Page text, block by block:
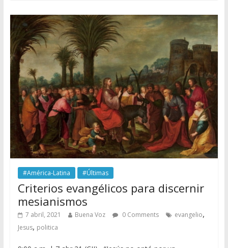
#América-Latina #Últimas
Criterios evangélicos para discernir
mesianismos
7 abril, 2021 Buena Voz 0 Comments evangelio,
Jesus, politica